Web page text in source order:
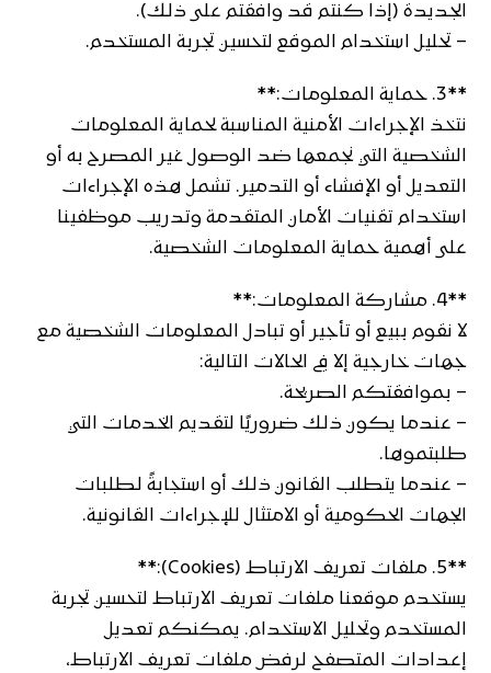
الجديدة (إذا كنتم قد وافقتم على ذلك).
– تحليل استخدام الموقع لتحسين تجربة المستخدم.
**3. حماية المعلومات:**
نتخذ الإجراءات الأمنية المناسبة لحماية المعلومات
الشخصية التي نجمعها ضد الوصول غير المصرح به أو
التعديل أو الإفشاء أو التدمير. تشمل هذه الإجراءات
استخدام تقنيات الأمان المتقدمة وتدريب موظفينا
على أهمية حماية المعلومات الشخصية.
**4. مشاركة المعلومات:**
لا نقوم ببيع أو تأجير أو تبادل المعلومات الشخصية مع
جهات خارجية إلا في الحالات التالية:
– بموافقتكم الصريحة.
– عندما يكون ذلك ضروريًا لتقديم الخدمات التي
طلبتموها.
– عندما يتطلب القانون ذلك أو استجابةً لطلبات
الجهات الحكومية أو الامتثال للإجراءات القانونية.
**5. ملفات تعريف الارتباط (Cookies):**
يستخدم موقعنا ملفات تعريف الارتباط لتحسين تجربة
المستخدم وتحليل الاستخدام. يمكنكم تعديل
إعدادات المتصفح لرفض ملفات تعريف الارتباط،